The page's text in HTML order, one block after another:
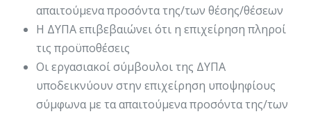
απαιτούμενα προσόντα της/των θέσης/θέσεων
H ΔΥΠΑ επιβεβαιώνει ότι η επιχείρηση πληροί
τις προϋποθέσεις
Οι εργασιακοί σύμβουλοι της ΔΥΠΑ
υποδεικνύουν στην επιχείρηση υποψηφίους
σύμφωνα με τα απαιτούμενα προσόντα της/των